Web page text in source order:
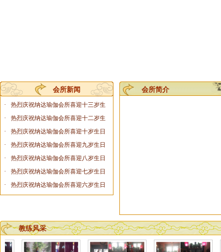
会所新闻
·
热烈庆祝纳达瑜伽会所喜迎十三岁生
· 热烈庆祝纳达瑜伽会所喜迎十二岁生
· 热烈庆祝纳达瑜伽会所喜迎十岁生日
· 热烈庆祝纳达瑜伽会所喜迎九岁生日
· 热烈庆祝纳达瑜伽会所喜迎八岁生日
· 热烈庆祝纳达瑜伽会所喜迎七岁生日
· 热烈庆祝纳达瑜伽会所喜迎六岁生日
会所简介
教练风采